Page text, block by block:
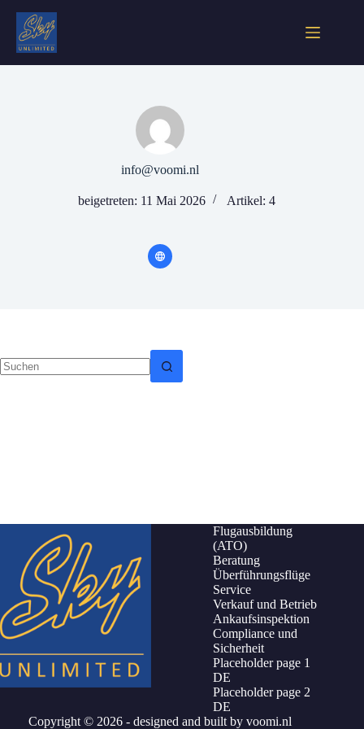
info@voomi.nl
beigetreten: 11 Mai 2026 Artikel: 4
Flugausbildung
(ATO)
Beratung
Überführungsflüge
Service
Verkauf und Betrieb
Ankaufsinspektion
Compliance und
Sicherheit
Placeholder page 1
DE
Placeholder page 2
DE
Copyright © 2026 - designed and built byvoomi.nl